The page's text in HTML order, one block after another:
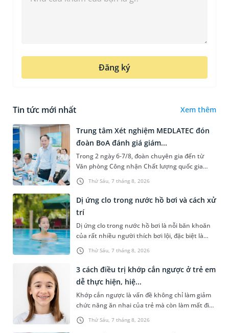
Đăng ký
Tin tức mới nhất Xem thêm
Thứ Sáu, 7 tháng 8, 2026
Trung tâm Xét nghiệm MEDLATEC đón
đoàn BoA đánh giá giám...
Trong 2 ngày 6-7/8, đoàn chuyên gia đến từ
Văn phòng Công nhận Chất lượng quốc gia
(BoA) đã ghi nhận và đánh giá cao nỗ lực duy trì
hệ thống quản lý chất lượ...
Thứ Sáu, 7 tháng 8, 2026
Dị ứng clo trong nước hồ bơi và cách xử
trí
Dị ứng clo trong nước hồ bơi là nỗi băn khoăn
của rất nhiều người thích bơi lội, đặc biệt là
những trường hợp thường xuyên bơi ở những
hồ bơi nhân tạo. Bài v...
Thứ Sáu, 7 tháng 8, 2026
3 cách điều trị khớp cắn ngược ở trẻ em
dễ thực hiện, hiệ...
Khớp cắn ngược là vấn đề không chỉ làm giảm
chức năng ăn nhai của trẻ mà còn làm mất đi
sự cân đối của khuôn mặt. Do đó, cần khắc
phục sớm tình trạng này để...